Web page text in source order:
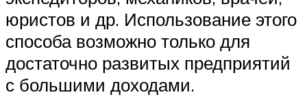
юристов и др. Использование этого
способа возможно только для
достаточно развитых предприятий
с большими доходами.